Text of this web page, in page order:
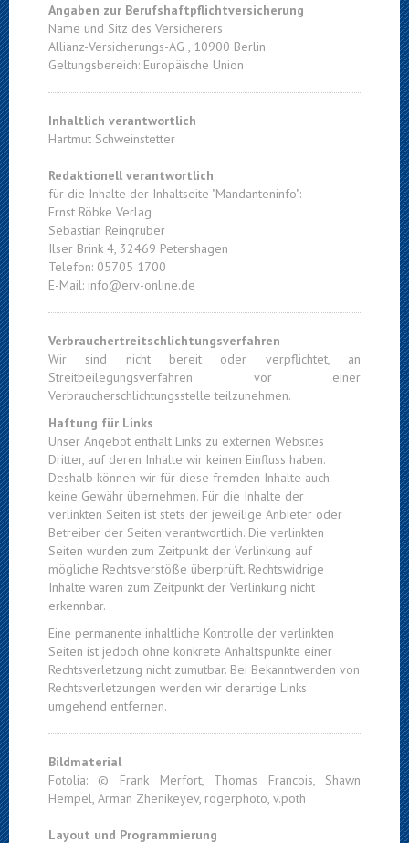
Angaben zur Berufshaftpflichtversicherung
Name und Sitz des Versicherers
Allianz-Versicherungs-AG , 10900 Berlin.
Geltungsbereich: Europäische Union
Inhaltlich verantwortlich
Hartmut Schweinstetter
Redaktionell verantwortlich
für die Inhalte der Inhaltseite "Mandanteninfo":
Ernst Röbke Verlag
Sebastian Reingruber
Ilser Brink 4, 32469 Petershagen
Telefon: 05705 1700
E-Mail: info@erv-online.de
Verbrauchertreitschlichtungsverfahren
Wir sind nicht bereit oder verpflichtet, an
Streitbeilegungsverfahren vor einer
Verbraucherschlichtungsstelle teilzunehmen.
Haftung für Links
Unser Angebot enthält Links zu externen Websites
Dritter, auf deren Inhalte wir keinen Einfluss haben.
Deshalb können wir für diese fremden Inhalte auch
keine Gewähr übernehmen. Für die Inhalte der
verlinkten Seiten ist stets der jeweilige Anbieter oder
Betreiber der Seiten verantwortlich. Die verlinkten
Seiten wurden zum Zeitpunkt der Verlinkung auf
mögliche Rechtsverstöße überprüft. Rechtswidrige
Inhalte waren zum Zeitpunkt der Verlinkung nicht
erkennbar.
Eine permanente inhaltliche Kontrolle der verlinkten
Seiten ist jedoch ohne konkrete Anhaltspunkte einer
Rechtsverletzung nicht zumutbar. Bei Bekanntwerden von
Rechtsverletzungen werden wir derartige Links
umgehend entfernen.
Bildmaterial
Fotolia: © Frank Merfort, Thomas Francois, Shawn
Hempel, Arman Zhenikeyev, rogerphoto, v.poth
Layout und Programmierung